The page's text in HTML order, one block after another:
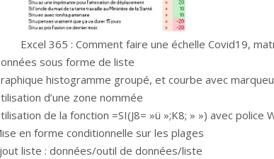
Excel 365 : Comment faire une échelle Covid19,
sous forme de liste
histogramme groupé, et courbe avec
d’une zone nommée
de la fonction =SI(J8= »ü »;K8; » ») avec police
en forme conditionnelle sur les plages
liste : données/outil de données/liste